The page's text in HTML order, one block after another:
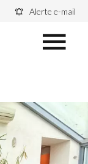
Alerte e-mail